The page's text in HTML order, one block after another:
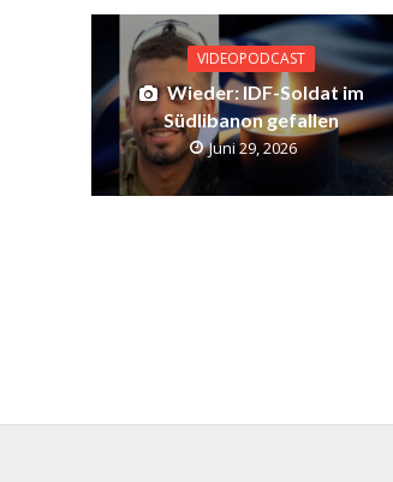
VIDEOPODCAST
Wieder: IDF-Soldat im
Südlibanon gefallen
Juni 29, 2026